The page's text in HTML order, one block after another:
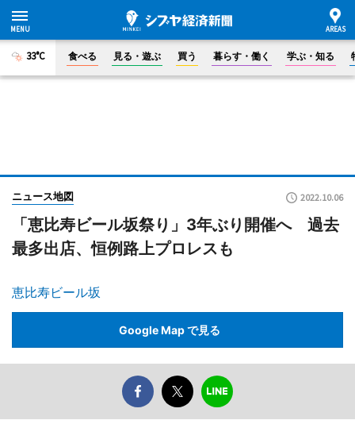
33°C 食べる 見る・遊ぶ 買う 暮らす・働く 学ぶ・知る
ニュース地図 2022.10.06
「恵比寿ビール坂祭り」3年ぶり開催へ 過去
最多出店、恒例路上プロレスも
恵比寿ビール坂
Google Map で見る